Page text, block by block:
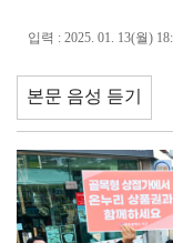
광주특별시 광산구,
광주신보, 전통시장
입력 : 2025. 01. 13(월)
본문 음성 듣기